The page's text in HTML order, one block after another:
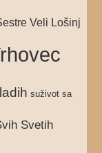
Veli Lošinj
suživot sa
Svetih